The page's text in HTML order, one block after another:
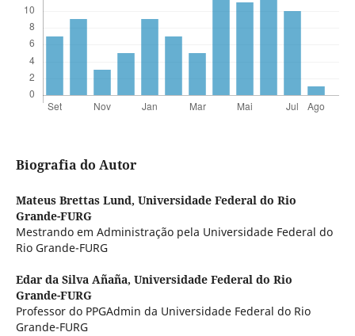
Biografia do Autor
Mateus Brettas Lund, Universidade Federal do Rio
Grande-FURG
Mestrando em Administração pela Universidade Federal do
Rio Grande-FURG
Edar da Silva Añaña, Universidade Federal do Rio
Grande-FURG
Professor do PPGAdmin da Universidade Federal do Rio
Grande-FURG